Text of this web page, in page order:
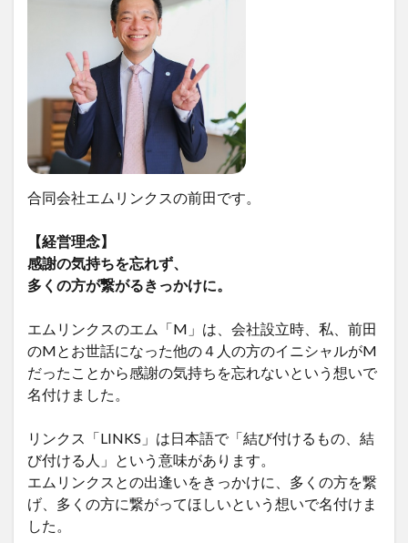
合同会社エムリンクスの前田です。
【経営理念】
感謝の気持ちを忘れず、
多くの方が繋がるきっかけに。
エムリンクスのエム「M」は、会社設立時、私、前田
のMとお世話になった他の４人の方のイニシャルがM
だったことから感謝の気持ちを忘れないという想いで
名付けました。
リンクス「LINKS」は日本語で「結び付けるもの、結
び付ける人」という意味があります。
エムリンクスとの出逢いをきっかけに、多くの方を繋
げ、多くの方に繋がってほしいという想いで名付けま
した。